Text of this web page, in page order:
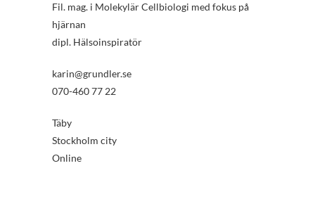
Fil. mag. i Molekylär Cellbiologi med fokus på
hjärnan
dipl. Hälsoinspiratör
karin@grundler.se
070-460 77 22
Täby
Stockholm city
Online